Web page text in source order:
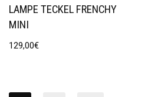
LAMPE TECKEL FRENCHY
MINI
129,00€